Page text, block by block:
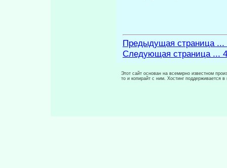
Предыдущая страница ...
Следующая страница ...
Этот сайт основан на всемирно известном
то и копирайт с ним. Хостинг поддерживается